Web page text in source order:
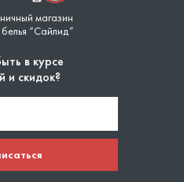
магазин
“Сайлид”
в курсе
и скидок?